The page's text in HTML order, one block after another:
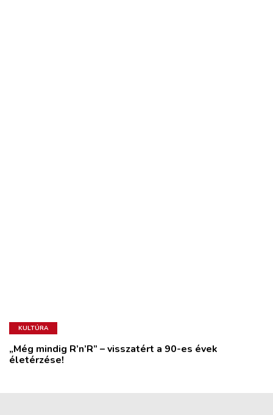
KULTÚRA
„Még mindig R’n’R” – visszatért a 90-es évek
életérzése!